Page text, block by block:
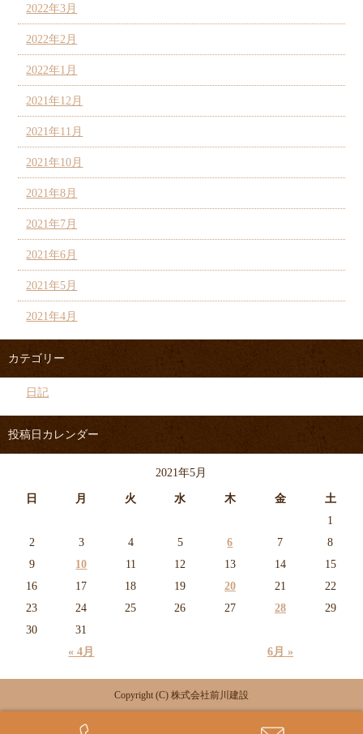
2022年3月
2022年2月
2022年1月
2021年12月
2021年11月
2021年10月
2021年8月
2021年7月
2021年6月
2021年5月
2021年4月
カテゴリー
日記
投稿日カレンダー
2021年5月
日 月 火 水 木 金 土
« 4月 6月 »
1
2
3 4 5 6 7
8
9
10 11 12 13 14
15
16
17 18 19 20 21
22
23
24 25 26 27 28
29
30
31
Copyright (C) 株式会社前川建設